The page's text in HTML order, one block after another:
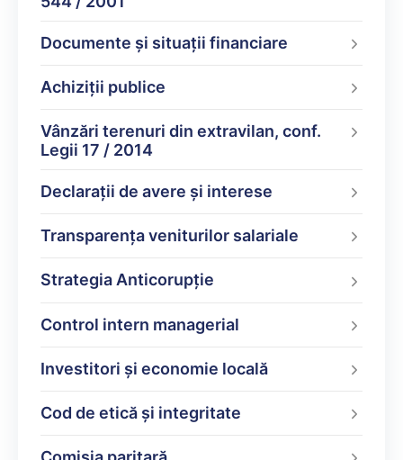
Documente şi situaţii financiare
Achiziții publice
Vânzări terenuri din extravilan, conf.
Legii 17 / 2014
Declarații de avere şi interese
Transparența veniturilor salariale
Strategia Anticorupție
Control intern managerial
Investitori și economie locală
Cod de etică și integritate